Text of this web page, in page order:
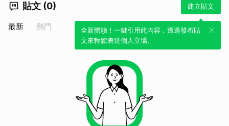
貼文 (0) 建立貼文
全新體驗！一鍵引用此內容，透過發布貼
文來輕鬆表達個人立場。
最新 熱門